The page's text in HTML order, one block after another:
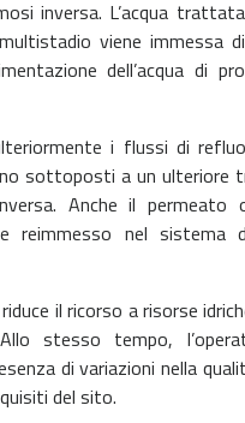
inversa. L’acqua
viene immessa
dell’acqua di
i flussi di
sottoposti a un ulteriore
Anche il permeato
reimmesso nel sistema
il ricorso a risorse
stesso tempo,
di variazioni nella
del sito.